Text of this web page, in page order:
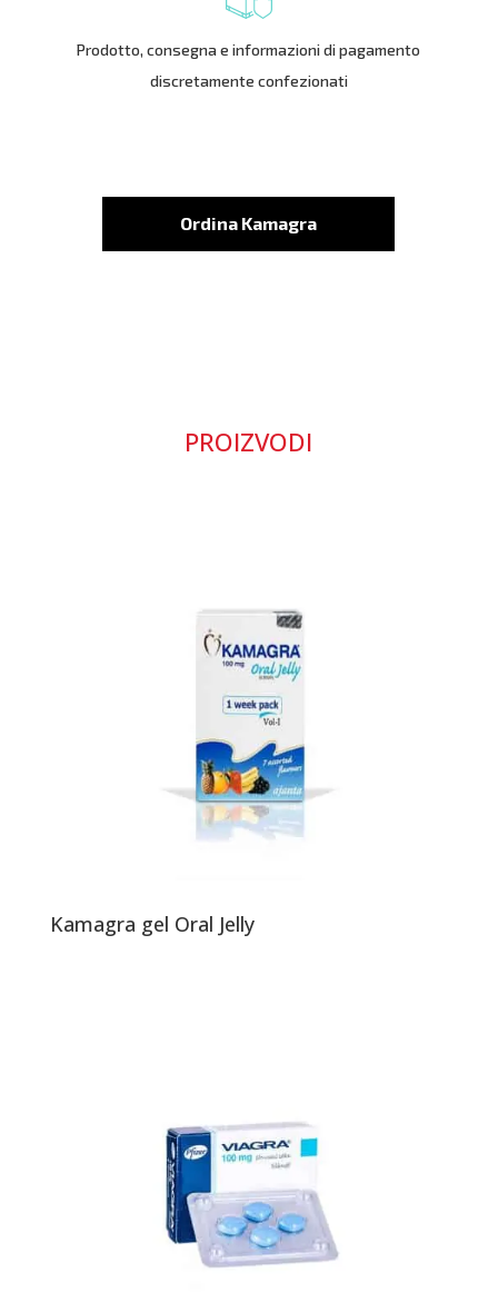
Prodotto, consegna e informazioni di pagamento
discretamente confezionati
Ordina Kamagra
PROIZVODI
Kamagra gel Oral Jelly